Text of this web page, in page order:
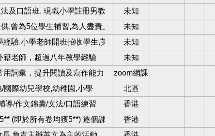
及口語班. 現職小學註冊男教師,中大教育英文5*狀元.
未知
,曾為5位學生補習,為人盡責上心 未知
驗.小學老師開班招收學生,英文基礎班.老師自訂教材及小測卷
未知
籍老師，超過八年教學經驗 未知
用詞彙，提升閱讀及寫作能力 zoom網課
國際幼兒學校,幼稚園,小學 北區
導/作文錦囊/文法/口語練習 香港
(即於所有卷均獲5**) 逐個課題擊破，注重互動
香港